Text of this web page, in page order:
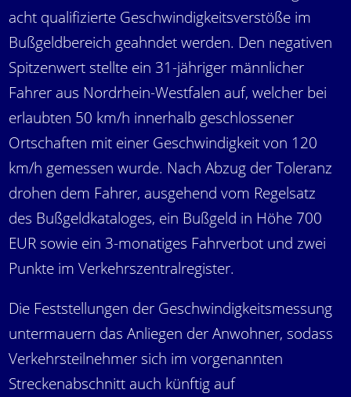
acht qualifizierte Geschwindigkeitsverstöße im
Bußgeldbereich geahndet werden. Den negativen
Spitzenwert stellte ein 31-jähriger männlicher
Fahrer aus Nordrhein-Westfalen auf, welcher bei
erlaubten 50 km/h innerhalb geschlossener
Ortschaften mit einer Geschwindigkeit von 120
km/h gemessen wurde. Nach Abzug der Toleranz
drohen dem Fahrer, ausgehend vom Regelsatz
des Bußgeldkataloges, ein Bußgeld in Höhe 700
EUR sowie ein 3-monatiges Fahrverbot und zwei
Punkte im Verkehrszentralregister.
Die Feststellungen der Geschwindigkeitsmessung
untermauern das Anliegen der Anwohner, sodass
Verkehrsteilnehmer sich im vorgenannten
Streckenabschnitt auch künftig auf